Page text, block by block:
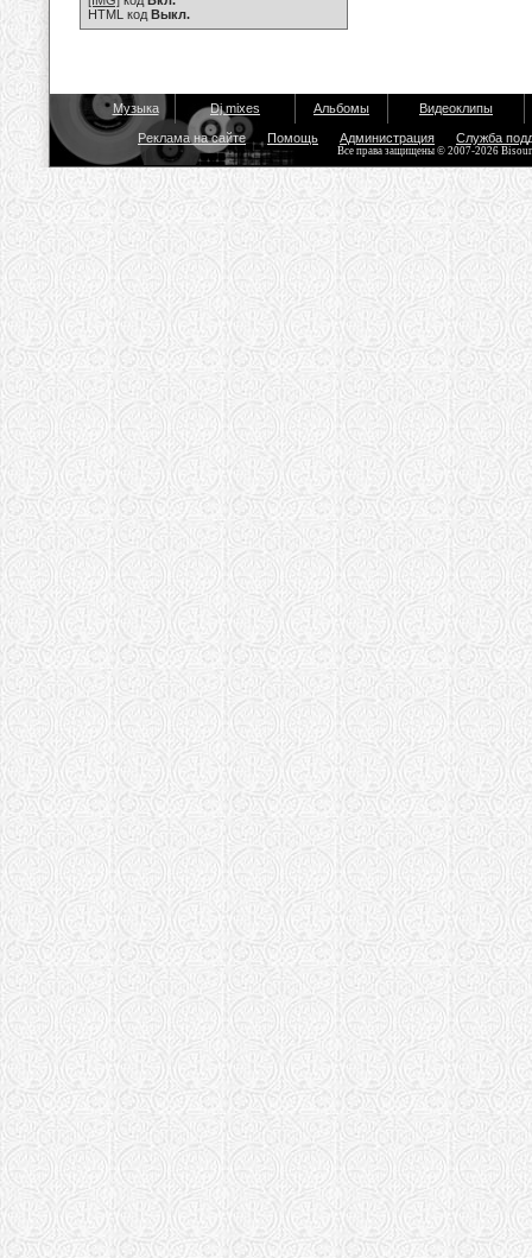
HTML код Выкл.
Музыка Dj mixes Альбомы Видеоклипы
Реклама на сайте Помощь Администрация Служба
Все права защищены © 2007-2026